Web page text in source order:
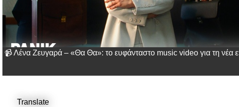
📹 Λένα Ζευγαρά – «Θα Θα»: το ευφάνταστο music video για τη νέα
Translate